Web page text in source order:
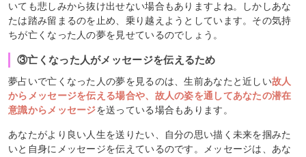
いても悲しみから抜け出せない場合もありますよね。しかしあな
たは踏み留まるのを止め、乗り越えようとしています。その気持
ちが亡くなった人の夢を見せているのでしょう。
③亡くなった人がメッセージを伝えるため
夢占いで亡くなった人の夢を見るのは、生前あなたと近しい故人
からメッセージを伝える場合や、故人の姿を通してあなたの潜在
意識からメッセージを送っている場合もあります。
あなたがより良い人生を送りたい、自分の思い描く未来を掴みた
いと自身にメッセージを伝えているのです。メッセージは、あな